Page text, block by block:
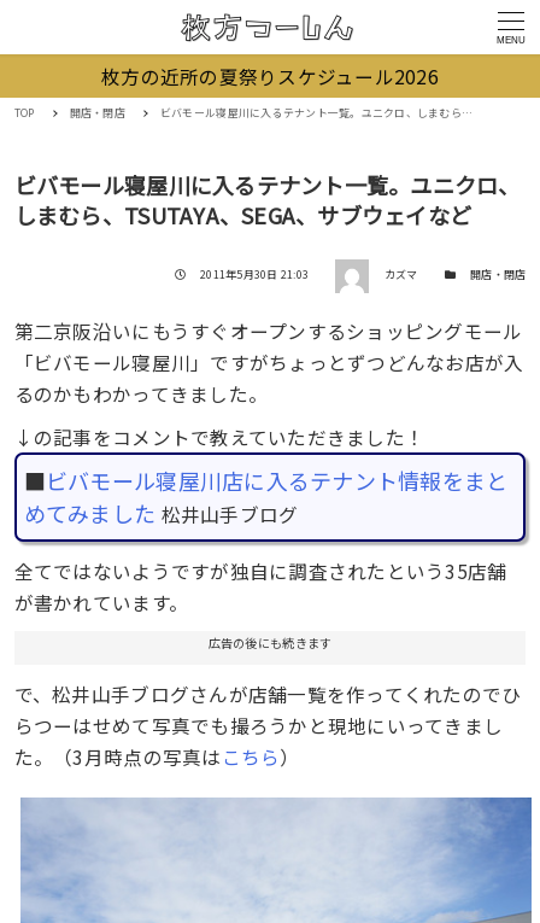
MENU
枚方の近所の夏祭りスケジュール2026
TOP 開店・閉店 ビバモール寝屋川に入るテナント一覧。ユニクロ、しまむら、TSUTAYA、SEGA、サブウェイなど
ビバモール寝屋川に入るテナント一覧。ユニクロ、
しまむら、TSUTAYA、SEGA、サブウェイなど
投稿日
2011年5月30日 21:03 著者 カズマ カテゴリー開店・閉店
第二京阪沿いにもうすぐオープンするショッピングモール
「ビバモール寝屋川」ですがちょっとずつどんなお店が入
るのかもわかってきました。
↓の記事をコメントで教えていただきました！
■ビバモール寝屋川店に入るテナント情報をまと
めてみました 松井山手ブログ
全てではないようですが独自に調査されたという35店舗
が書かれています。
広告の後にも続きます
で、松井山手ブログさんが店舗一覧を作ってくれたのでひ
らつーはせめて写真でも撮ろうかと現地にいってきまし
た。（3月時点の写真は こちら）